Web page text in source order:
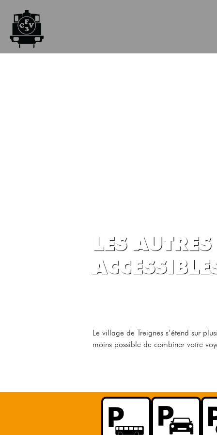
LES
Le village de Treignes s’étend sur
moins possible de combiner votre